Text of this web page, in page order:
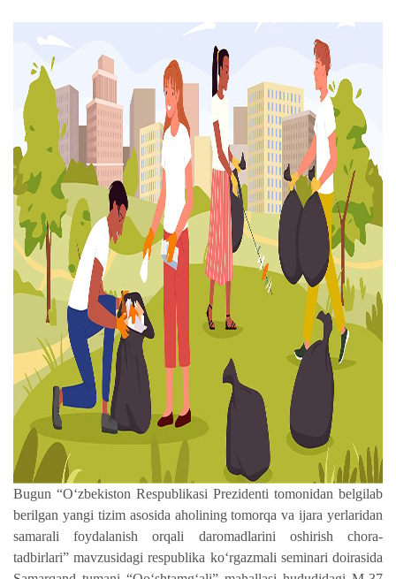
Bugun “O‘zbekiston Respublikasi Prezidenti tomonidan belgilab
berilgan yangi tizim asosida aholining tomorqa va ijara yerlaridan
samarali foydalanish orqali daromadlarini oshirish chora-
tadbirlari” mavzusidagi respublika ko‘rgazmali seminari doirasida